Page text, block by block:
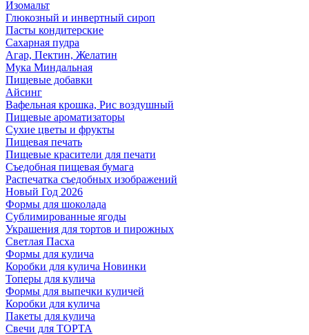
Изомальт
Глюкозный и инвертный сироп
Пасты кондитерские
Сахарная пудра
Агар, Пектин, Желатин
Мука Миндальная
Пищевые добавки
Айсинг
Вафельная крошка, Рис воздушный
Пищевые ароматизаторы
Сухие цветы и фрукты
Пищевая печать
Пищевые красители для печати
Съедобная пищевая бумага
Распечатка съедобных изображений
Новый Год 2026
Формы для шоколада
Сублимированные ягоды
Украшения для тортов и пирожных
Светлая Пасха
Формы для кулича
Коробки для кулича Новинки
Топеры для кулича
Формы для выпечки куличей
Коробки для кулича
Пакеты для кулича
Свечи для ТОРТА